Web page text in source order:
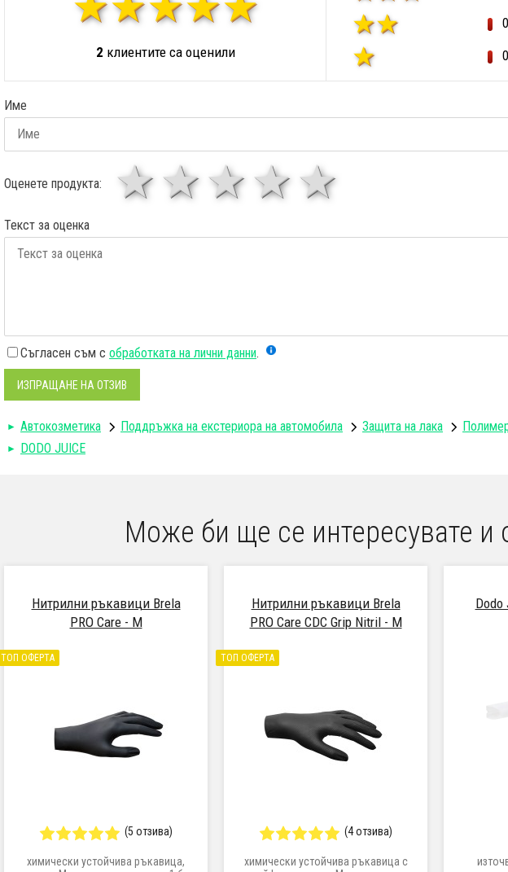
2 клиентите са оценили
Име
Оценете продукта: 4 звезди
3 звезди
звезди
1 звезда
Текст за оценка
Съгласен съм с обработката на лични данни.
ИЗПРАЩАНЕ НА ОТЗИВ
Автокозметика Поддръжка на екстериора на автомобила Защита на лака
DODO JUICE
Може би ще се интересувате и
Нитрилни ръкавици Brela
PRO Care - M
ТОП ОФЕРТА
(5 отзива)
химически устойчива ръкавица,
Нитрилни ръкавици Brela
PRO Care CDC Grip Nitril - M
ТОП ОФЕРТА
(4 отзива)
химически устойчива ръкавица с
Dodo